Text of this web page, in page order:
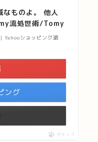
なものよ。 他人
流処世術/Tomy
ショッピング調
ング
ポチップ